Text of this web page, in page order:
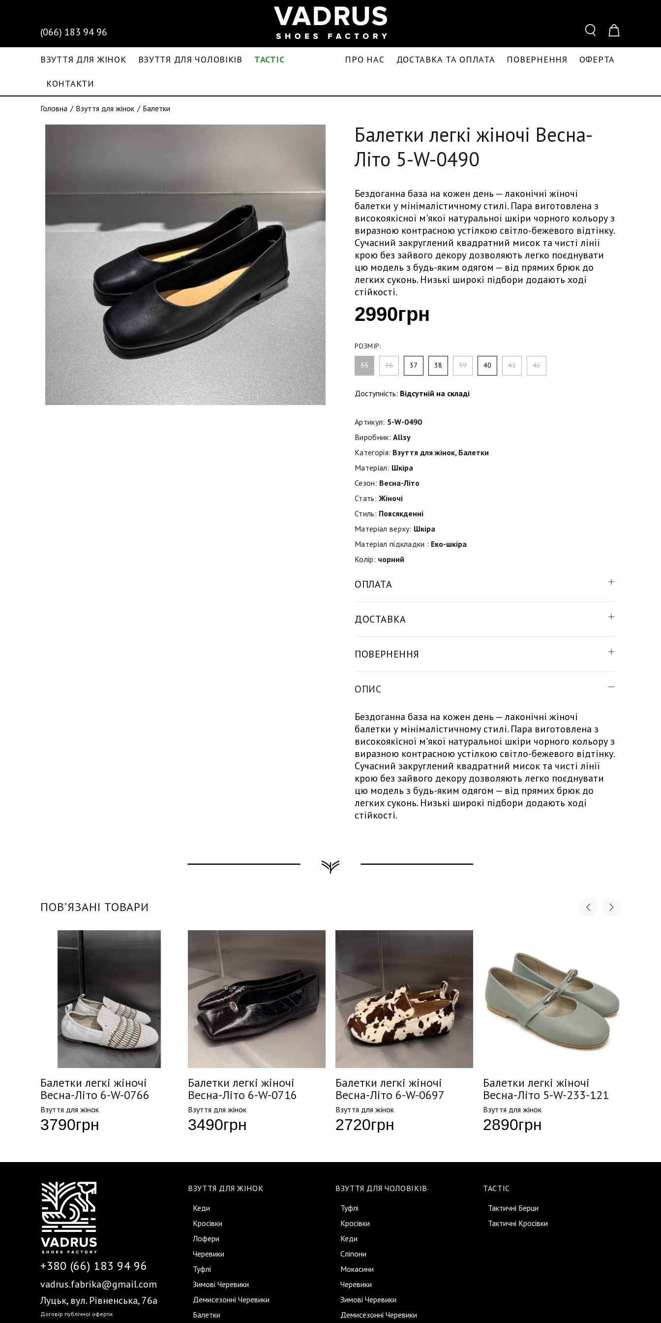
(066) 183 94 96
ВЗУТТЯ ДЛЯ ЖІНОК ВЗУТТЯ ДЛЯ ЧОЛОВІКІВ TACTIC ПРО НАС ДОСТАВКА ТА ОПЛАТА ПОВЕРНЕННЯ ОФЕРТА
КОНТАКТИ
Головна Взуття для жінок Балетки
Балетки легкі жіночі Весна-
Літо 5-W-0490
Бездоганна база на кожен день — лаконічні жіночі
балетки у мінімалістичному стилі. Пара виготовлена з
високоякісної м'якої натуральної шкіри чорного кольору з
виразною контрасною устілкою світло-бежевого відтінку.
Сучасний закруглений квадратний мисок та чисті лінії
крою без зайвого декору дозволяють легко поєднувати
цю модель з будь-яким одягом — від прямих брюк до
легких суконь. Низькі широкі підбори додають ході
стійкості.
2990грн
РОЗМІР:
35 36 37 38 39 40 41 42
Доступність: Відсутній на складі
Артикул: 5-W-0490
Виробник: Allsy
Категорія: Взуття для жінок, Балетки
Матеріал: Шкіра
Сезон: Весна-Літо
Стать: Жіночі
Стиль: Повсякденні
Матеріал верху: Шкіра
Матеріал підкладки : Еко-шкіра
Колір: чорний
ОПЛАТА
ДОСТАВКА
ПОВЕРНЕННЯ
ОПИС
Бездоганна база на кожен день — лаконічні жіночі
балетки у мінімалістичному стилі. Пара виготовлена з
високоякісної м'якої натуральної шкіри чорного кольору з
виразною контрасною устілкою світло-бежевого відтінку.
Сучасний закруглений квадратний мисок та чисті лінії
крою без зайвого декору дозволяють легко поєднувати
цю модель з будь-яким одягом — від прямих брюк до
легких суконь. Низькі широкі підбори додають ході
стійкості.
ПОВʼЯЗАНІ ТОВАРИ
Балетки легкі жіночі
Весна-Літо 6-W-0766
Взуття для жінок
3790грн
Балетки легкі жіночі
Весна-Літо 6-W-0716
Взуття для жінок
3490грн
Балетки легкі жіночі
Весна-Літо 6-W-0697
Взуття для жінок
2720грн
Балетки легкі жіночі
Весна-Літо 5-W-233-121
Взуття для жінок
2890грн
+380 (66) 183 94 96
vadrus.fabrika@gmail.com
Луцьк, вул. Рівненська, 76а
Договір публічної оферти
ВЗУТТЯ ДЛЯ ЖІНОК
Кеди
Кросівки
Лофери
Черевики
Туфлі
Зимові Черевики
Демисезонні Черевики
Балетки
ВЗУТТЯ ДЛЯ ЧОЛОВІКІВ
Туфлі
Кросівки
Кеди
Сліпони
Мокасини
Черевики
Зимові Черевики
Демисезонні Черевики
TACTIC
Тактичні Берци
Тактичні Кросівки